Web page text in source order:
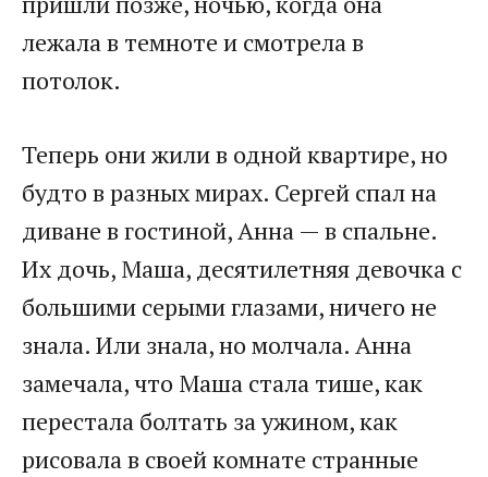
лежала в темноте и смотрела в
потолок.
Теперь они жили в одной квартире, но
будто в разных мирах. Сергей спал на
диване в гостиной, Анна — в спальне.
Их дочь, Маша, десятилетняя девочка с
большими серыми глазами, ничего не
знала. Или знала, но молчала. Анна
замечала, что Маша стала тише, как
перестала болтать за ужином, как
рисовала в своей комнате странные